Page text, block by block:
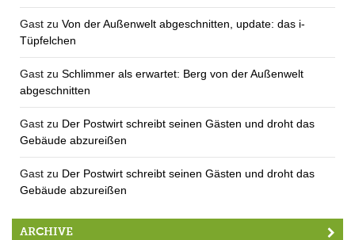
Gast zu Von der Außenwelt abgeschnitten, update: das i-
Tüpfelchen
Gast zu Schlimmer als erwartet: Berg von der Außenwelt
abgeschnitten
Gast zu Der Postwirt schreibt seinen Gästen und droht das
Gebäude abzureißen
Gast zu Der Postwirt schreibt seinen Gästen und droht das
Gebäude abzureißen
ARCHIVE